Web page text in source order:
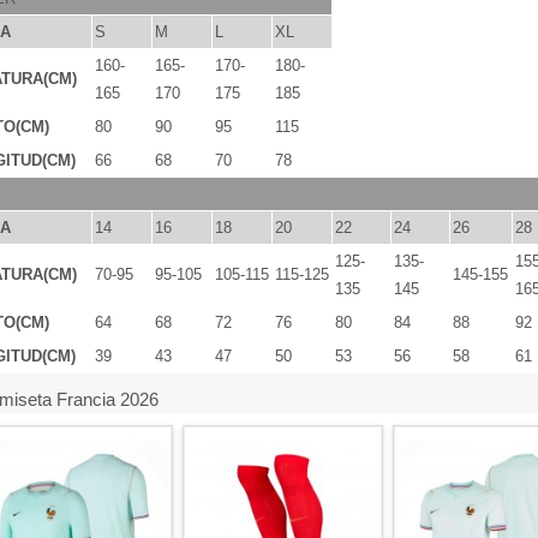
S M L XL
160-
165
165-
170
170-
175
180-
185
80 90 95
115
66 68 70 78
14 16 18 20 22 24 26 28
70-95 95-105 105-115 115-125
125-
135
135-
145
145-155
64 68 72 76 80 84 88
92
39 43 47 50 53 56 58 61
Francia 2026